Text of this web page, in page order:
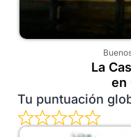
La
en
Tu puntuación